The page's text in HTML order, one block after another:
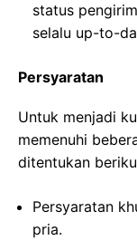
status
selalu up-to-
Persyaratan
Untuk menjadi
memenuhi
ditentukan
Persyaratan
pria.